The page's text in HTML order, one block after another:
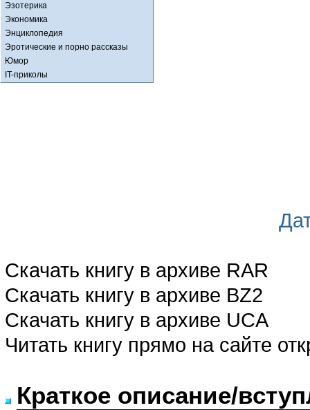
Эзотерика
Экономика
Энциклопедия
Эротические и порно рассказы
Юмор
IT-приколы
Скачать книгу в архиве RAR
Скачать книгу в архиве BZ2
Скачать книгу в архиве UCA
Читать книгу прямо на сайте
Краткое описание/